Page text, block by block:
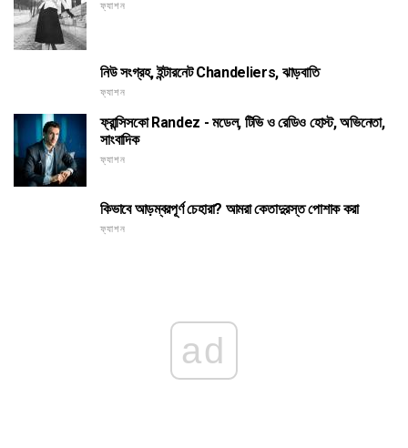
ফ্যাশন
নিউ সংগ্রহ, ইন্টারনেট Chandeliers, ঝাড়বাতি
ফ্যাশন
ফ্রান্সিসকো Randez - মডেল, টিভি ও রেডিও হোস্ট, অভিনেতা,
সাংবাদিক
ফ্যাশন
কিভাবে আড়ম্বরপূর্ণ চেহারা? আমরা কেতাদুরস্ত পোশাক করা
ফ্যাশন
ad